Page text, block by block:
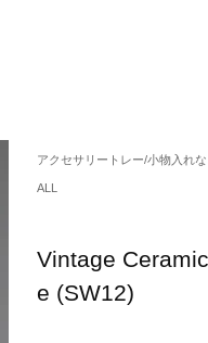
アクセサリートレー/小物入れ
ALL
Vintage
e (SW12)